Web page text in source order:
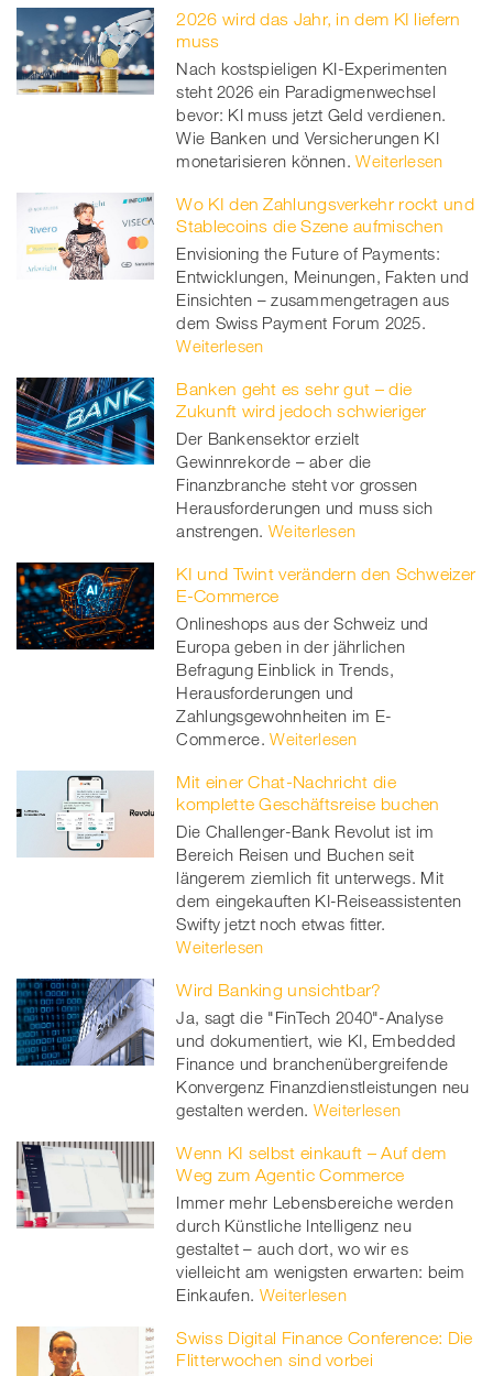
2026 wird das Jahr, in dem KI liefern
muss
Nach kostspieligen KI-Experimenten
steht 2026 ein Paradigmenwechsel
bevor: KI muss jetzt Geld verdienen.
Wie Banken und Versicherungen KI
monetarisieren können. Weiterlesen
Wo KI den Zahlungsverkehr rockt und
Stablecoins die Szene aufmischen
Envisioning the Future of Payments:
Entwicklungen, Meinungen, Fakten und
Einsichten – zusammengetragen aus
dem Swiss Payment Forum 2025.
Weiterlesen
Banken geht es sehr gut – die
Zukunft wird jedoch schwieriger
Der Bankensektor erzielt
Gewinnrekorde – aber die
Finanzbranche steht vor grossen
Herausforderungen und muss sich
anstrengen. Weiterlesen
KI und Twint verändern den Schweizer
E-Commerce
Onlineshops aus der Schweiz und
Europa geben in der jährlichen
Befragung Einblick in Trends,
Herausforderungen und
Zahlungsgewohnheiten im E-
Commerce. Weiterlesen
Mit einer Chat-Nachricht die
komplette Geschäftsreise buchen
Die Challenger-Bank Revolut ist im
Bereich Reisen und Buchen seit
längerem ziemlich fit unterwegs. Mit
dem eingekauften KI-Reiseassistenten
Swifty jetzt noch etwas fitter.
Weiterlesen
Wird Banking unsichtbar?
Ja, sagt die "FinTech 2040"-Analyse
und dokumentiert, wie KI, Embedded
Finance und branchenübergreifende
Konvergenz Finanzdienstleistungen neu
gestalten werden. Weiterlesen
Wenn KI selbst einkauft – Auf dem
Weg zum Agentic Commerce
Immer mehr Lebensbereiche werden
durch Künstliche Intelligenz neu
gestaltet – auch dort, wo wir es
vielleicht am wenigsten erwarten: beim
Einkaufen. Weiterlesen
Swiss Digital Finance Conference: Die
Flitterwochen sind vorbei